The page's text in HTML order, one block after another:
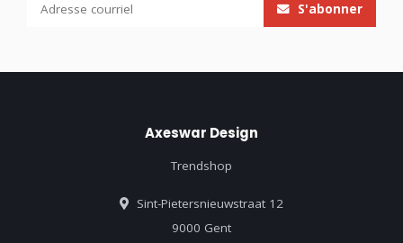
S'abonner
Axeswar Design
Trendshop
Sint-Pietersnieuwstraat 12
9000 Gent